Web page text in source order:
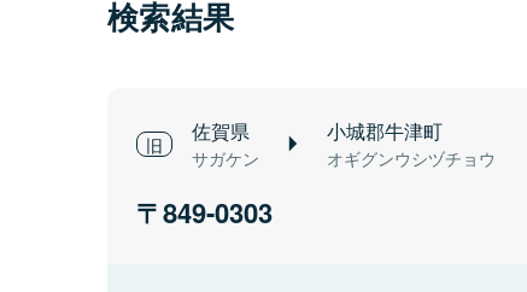
検索結果
佐賀県
サガケン
小城郡牛津町
オギグンウシヅチョウ
849-0303